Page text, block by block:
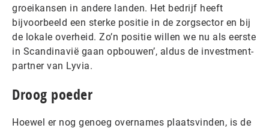
groeikansen in andere landen. Het bedrijf heeft
bijvoorbeeld een sterke positie in de zorgsector en bij
de lokale overheid. Zo’n positie willen we nu als eerste
in Scandinavië gaan opbouwen’, aldus de investment-
partner van Lyvia.
Droog poeder
Hoewel er nog genoeg overnames plaatsvinden, is de